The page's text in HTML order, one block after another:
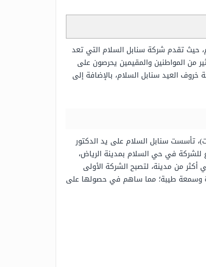
حيث تقدم شركة سنابل السلام التي تعد
من المواطنين والمقيمين يحرصون على
العيد سنابل السلام، بالإضافة إلى
تأسست سنابل السلام على يد الدكتور
مغلقة، وذلك عام 1995 م، حيث تم تأسيس أول فرع للشركة في حي السلام بمدينة الرياض،
من مدينة، لتصبح الشركة الأولى
وسمعة طيبة؛ مما ساهم في حصولها على